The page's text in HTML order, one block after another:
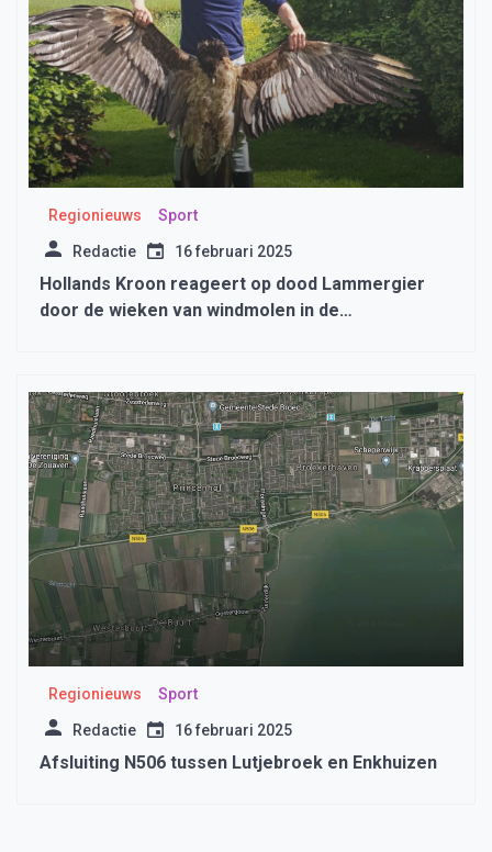
Regionieuws Sport
Redactie 16 februari 2025
Hollands Kroon reageert op dood Lammergier
door de wieken van windmolen in de
Regionieuws Sport
Redactie 16 februari 2025
Afsluiting N506 tussen Lutjebroek en Enkhuizen